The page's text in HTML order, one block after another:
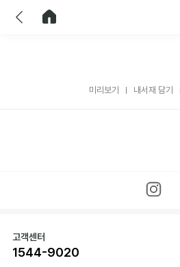
미리보기 내서재 담기
고객센터
1544-9020